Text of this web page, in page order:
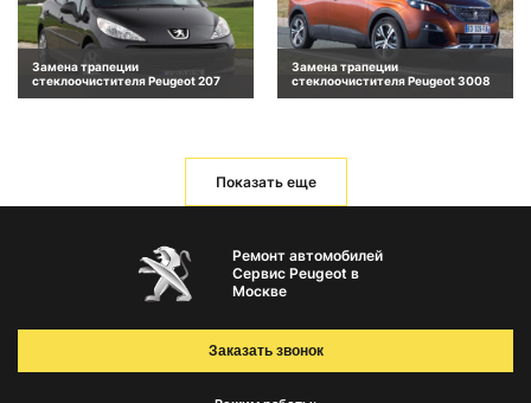
Замена трапеции
стеклоочистителя Peugeot 207
Замена трапеции
стеклоочистителя Peugeot 3008
Показать еще
Ремонт автомобилей
Сервис Peugeot в
Москве
Заказать звонок